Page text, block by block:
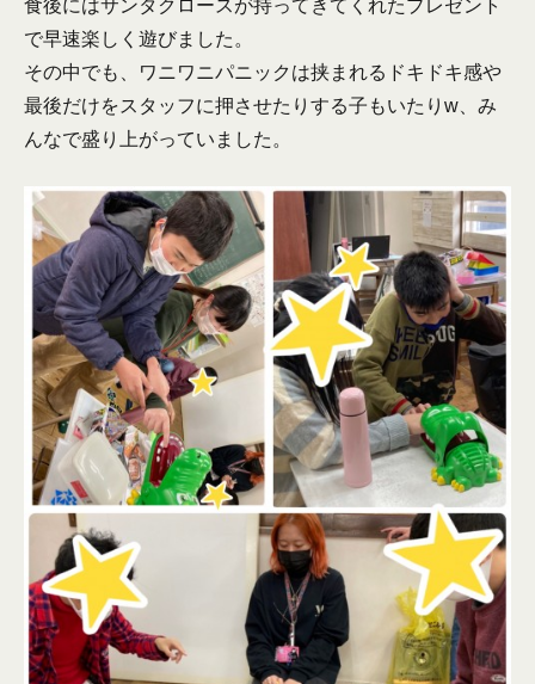
食後にはサンタクロースが持ってきてくれたプレゼント
で早速楽しく遊びました。
その中でも、ワニワニパニックは挟まれるドキドキ感や
最後だけをスタッフに押させたりする子もいたりw、み
んなで盛り上がっていました。